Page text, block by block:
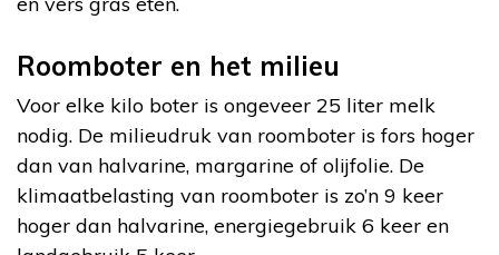
Roomboter en het milieu
Voor elke kilo boter is ongeveer 25 liter melk
nodig. De milieudruk van roomboter is fors hoger
dan van halvarine, margarine of olijfolie. De
klimaatbelasting van roomboter is zo’n 9 keer
hoger dan halvarine, energiegebruik 6 keer en